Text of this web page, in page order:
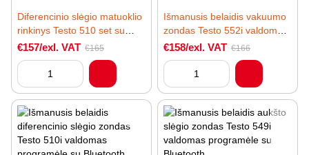
Diferencinio slėgio matuoklio
rinkinys Testo 510 set su
silikonine žarna ir priedais
€157/exl. VAT €165
Išmanusis belaidis vakuumo
zondas Testo 552i valdomas
programėle su Bluetooth
€158/exl. VAT €166